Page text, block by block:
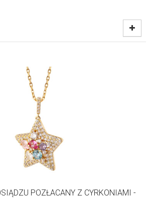
POZŁACANY Z CYRKONIAMI -